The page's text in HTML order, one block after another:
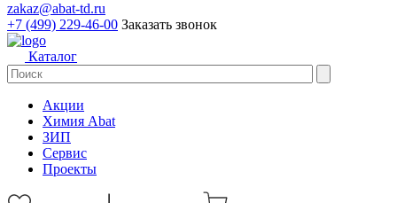
zakaz@abat-td.ru
+7 (499) 229-46-00 Заказать звонок
Каталог
Акции
Химия Abat
ЗИП
Сервис
Проекты